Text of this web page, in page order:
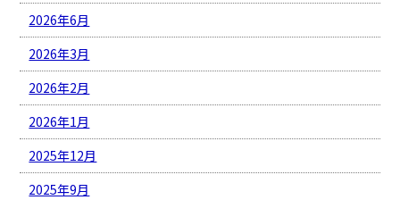
2026年6月
2026年3月
2026年2月
2026年1月
2025年12月
2025年9月